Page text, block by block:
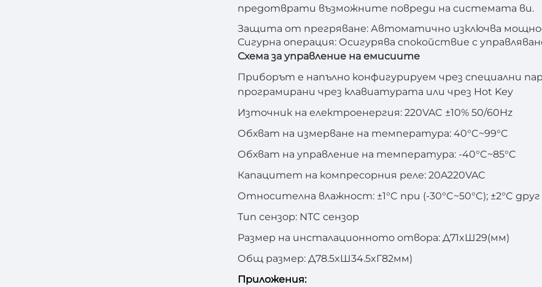
предотврати възможните повреди на системата ви.
Защита от прегряване: Автоматично изключва
Сигурна операция: Осигурява спокойствие с
Схема за управление на емисиите
Приборът е напълно конфигурируем чрез специални
програмирани чрез клавиатурата или чрез Hot Key
Източник на електроенергия: 220VAC ±10% 50/60Hz
Обхват на измерване на температура: 40°C~99°C
Обхват на управление на температура: -40°C~85°C
Капацитет на компресорния реле: 20A220VAC
Относителна влажност: ±1°C при (-30°C~50°C); ±2°C
Тип сензор: NTC сензор
Размер на инсталационното отвора: Д71xШ29(мм)
Общ размер: Д78.5xШ34.5xГ82мм)
Приложения: